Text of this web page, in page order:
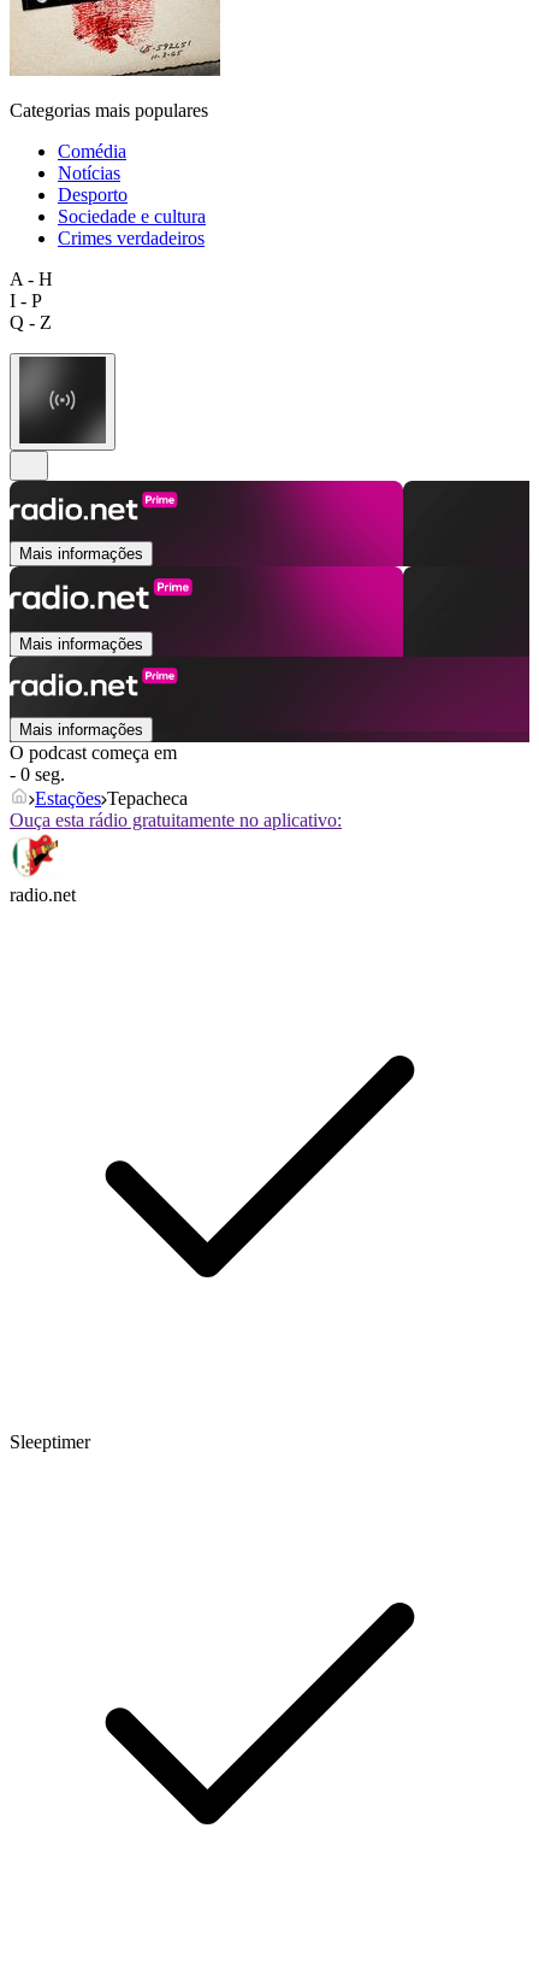
Categorias mais populares
Comédia
Notícias
Desporto
Sociedade e cultura
Crimes verdadeiros
A - H
I - P
Q - Z
Mais informações
Mais informações
Mais informações
O podcast começa em
- 0 seg.
Estações Tepacheca
Ouça esta rádio gratuitamente no aplicativo:
radio.net
Sleeptimer